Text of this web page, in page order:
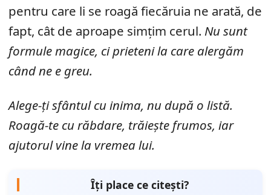
pentru care li se roagă fiecăruia ne arată, de
fapt, cât de aproape simțim cerul. Nu sunt
formule magice, ci prieteni la care alergăm
când ne e greu.
Alege-ți sfântul cu inima, nu după o listă.
Roagă-te cu răbdare, trăiește frumos, iar
ajutorul vine la vremea lui.
Îți place ce citești?